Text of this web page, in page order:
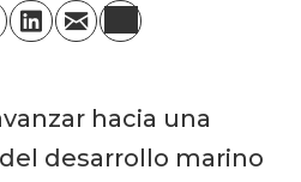
hacia una
desarrollo marino